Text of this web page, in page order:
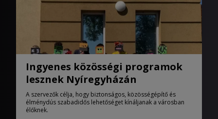
Ingyenes közösségi programok
lesznek Nyíregyházán
A szervezők célja, hogy biztonságos, közösségépítő és
élménydús szabadidős lehetőséget kínáljanak a városban
élőknek.